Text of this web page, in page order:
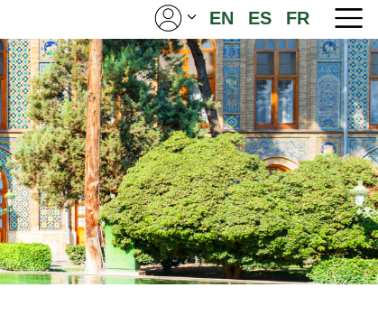
EN ES FR